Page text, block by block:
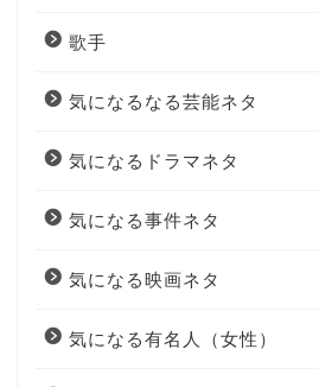
歌手
気になるなる芸能ネタ
気になるドラマネタ
気になる事件ネタ
気になる映画ネタ
気になる有名人（女性）